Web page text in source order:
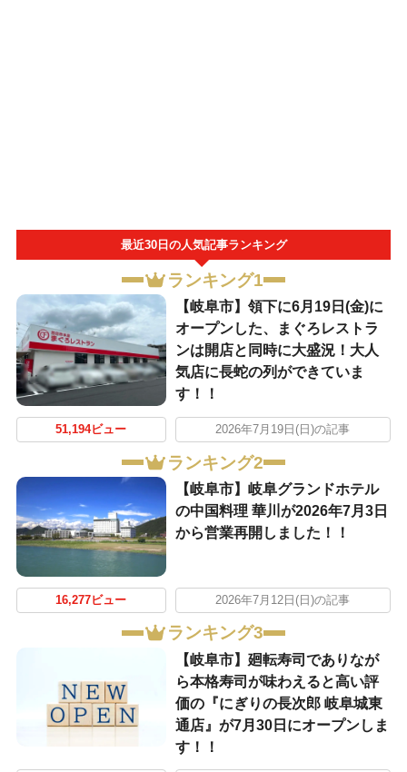
最近30日の人気記事ランキング
ランキング1
【岐阜市】領下に6月19日(金)に
オープンした、まぐろレストラ
ンは開店と同時に大盛況！大人
気店に長蛇の列ができていま
す！！
51,194ビュー 2026年7月19日(日)の記事
ランキング2
【岐阜市】岐阜グランドホテル
の中国料理 華川が2026年7月3日
から営業再開しました！！
16,277ビュー 2026年7月12日(日)の記事
ランキング3
【岐阜市】廻転寿司でありなが
ら本格寿司が味わえると高い評
価の『にぎりの長次郎 岐阜城東
通店』が7月30日にオープンしま
す！！